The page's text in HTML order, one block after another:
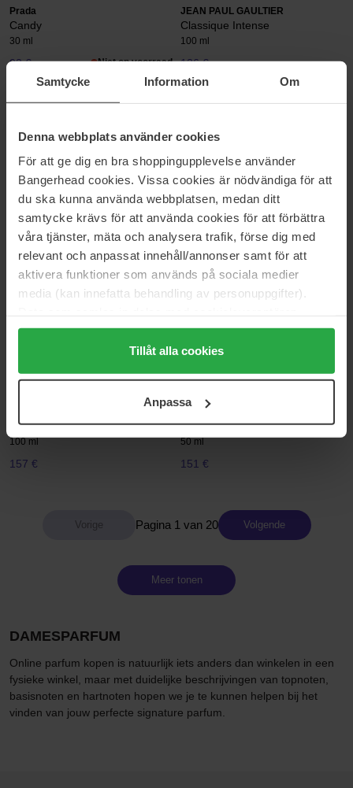
Samtycke Information Om
Denna webbplats använder cookies
För att ge dig en bra shoppingupplevelse använder
Bangerhead cookies. Vissa cookies är nödvändiga för att
du ska kunna använda webbplatsen, medan ditt
samtycke krävs för att använda cookies för att förbättra
våra tjänster, mäta och analysera trafik, förse dig med
relevant och anpassat innehåll/annonser samt för att
aktivera funktioner som används på sociala medier
media (kan innefatta behandling av personuppgifter).
Genom att trycka på "Tillåt alla cookies" accepterar du
alla cookies, medan du under "Detaljer" kan anpassa
användningen av cookies. Du kan när som helst återkalla
samt vår Integritetspolicy.
Tillåt alla cookies
Anpassa
Prada
Candy
30 ml
92 € Niet op voorraad
JEAN PAUL GAULTIER
Classique Intense
100 ml
126 €
30 ml
85 €
50 ml
89 €
Cherry
50 ml
88 € Niet op voorraad
Narciso Rodriguez
For Her Intense
50 ml
130 €
For Her Turquatic Fragrance
Gaultier Divine Couture
100 ml
157 €
Sensai
The Silk
50 ml
151 €
Pagina 1 van 20 Volgende
Meer tonen
DAMESPARFUM
Online parfum kopen is natuurlijk iets anders dan winkelen in een
fysieke winkel, maar met duidelijke beschrijvingen van topnoten,
basisnoten en hartnoten hopen we je te kunnen helpen bij het
vinden van jouw perfecte signature parfum.